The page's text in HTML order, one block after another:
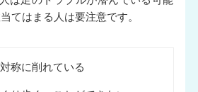
てはまる人は要注意です。
称に削れている